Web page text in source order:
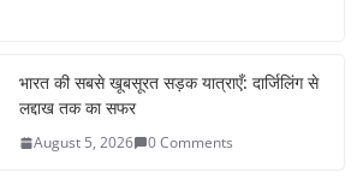
e
भारत की सबसे खूबसूरत सड़क यात्राएँ: दार्जिलिंग से
लद्दाख तक का सफर
August 5, 2026 0 Comments